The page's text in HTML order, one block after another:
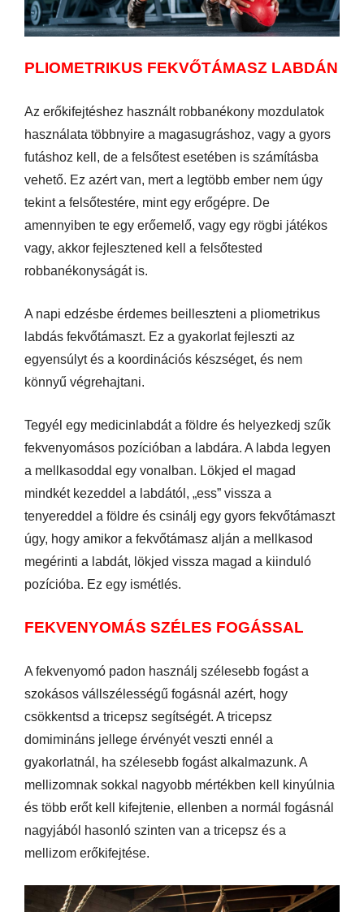
PLIOMETRIKUS FEKVŐTÁMASZ LABDÁN
Az erőkifejtéshez használt robbanékony mozdulatok
használata többnyire a magasugráshoz, vagy a gyors
futáshoz kell, de a felsőtest esetében is számításba
vehető. Ez azért van, mert a legtöbb ember nem úgy
tekint a felsőtestére, mint egy erőgépre. De
amennyiben te egy erőemelő, vagy egy rögbi játékos
vagy, akkor fejlesztened kell a felsőtested
robbanékonyságát is.
A napi edzésbe érdemes beilleszteni a pliometrikus
labdás fekvőtámaszt. Ez a gyakorlat fejleszti az
egyensúlyt és a koordinációs készséget, és nem
könnyű végrehajtani.
Tegyél egy medicinlabdát a földre és helyezkedj szűk
fekvenyomásos pozícióban a labdára. A labda legyen
a mellkasoddal egy vonalban. Lökjed el magad
mindkét kezeddel a labdától, „ess” vissza a
tenyereddel a földre és csinálj egy gyors fekvőtámaszt
úgy, hogy amikor a fekvőtámasz alján a mellkasod
megérinti a labdát, lökjed vissza magad a kiinduló
pozícióba. Ez egy ismétlés.
FEKVENYOMÁS SZÉLES FOGÁSSAL
A fekvenyomó padon használj szélesebb fogást a
szokásos vállszélességű fogásnál azért, hogy
csökkentsd a tricepsz segítségét. A tricepsz
domimináns jellege érvényét veszti ennél a
gyakorlatnál, ha szélesebb fogást alkalmazunk. A
mellizomnak sokkal nagyobb mértékben kell kinyúlnia
és több erőt kell kifejtenie, ellenben a normál fogásnál
nagyjából hasonló szinten van a tricepsz és a
mellizom erőkifejtése.